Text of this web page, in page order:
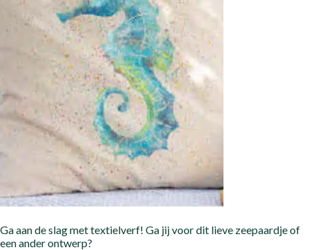
Ga aan de slag met textielverf! Ga jij voor dit lieve zeepaardje of
een ander ontwerp?